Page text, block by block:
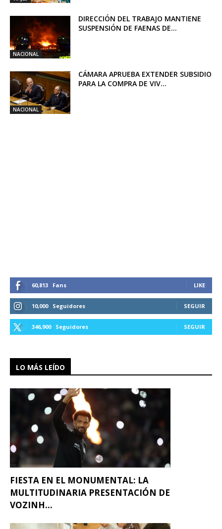
NACIONAL
DIRECCIÓN DEL TRABAJO MANTIENE
SUSPENSIÓN DE FAENAS DE...
NACIONAL
CÁMARA APRUEBA EXTENDER SUBSIDIO
PARA LA COMPRA DE VIV...
60,813 Fans LIKE
10,000 Seguidores SEGUIR
346,900 Seguidores SEGUIR
LO MÁS LEÍDO
FIESTA EN EL MONUMENTAL: LA
MULTITUDINARIA PRESENTACIÓN DE
VOZINH...